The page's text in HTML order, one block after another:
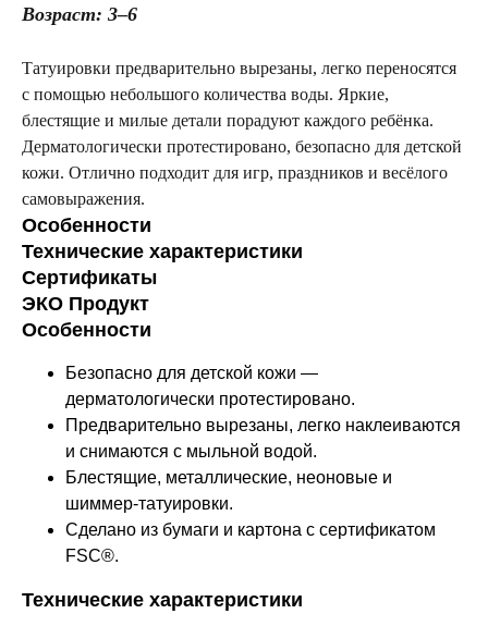
Возраст: 3–6
Татуировки предварительно вырезаны, легко переносятся
с помощью небольшого количества воды. Яркие,
блестящие и милые детали порадуют каждого ребёнка.
Дерматологически протестировано, безопасно для детской
кожи. Отлично подходит для игр, праздников и весёлого
самовыражения.
Особенности
Технические характеристики
Сертификаты
ЭКО Продукт
Особенности
Безопасно для детской кожи —
дерматологически протестировано.
Предварительно вырезаны, легко наклеиваются
и снимаются с мыльной водой.
Блестящие, металлические, неоновые и
шиммер-татуировки.
Сделано из бумаги и картона с сертификатом
FSC®.
Технические характеристики